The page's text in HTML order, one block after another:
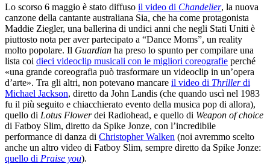
Lo scorso 6 maggio è stato diffuso il video di Chandelier, la nuova
canzone della cantante australiana Sia, che ha come protagonista
Maddie Ziegler, una ballerina di undici anni che negli Stati Uniti è
piuttosto nota per aver partecipato a “Dance Moms”, un reality
molto popolare. Il Guardian ha preso lo spunto per compilare una
lista coi dieci videoclip musicali con le migliori coreografie perché
«una grande coreografia può trasformare un videoclip in un’opera
d’arte». Tra gli altri, non potevano mancare il video di Thrillerdi
Michael Jackson, diretto da John Landis (che quando uscì nel 1983
fu il più seguito e chiacchierato evento della musica pop di allora),
quello di Lotus Flowerdei Radiohead, e quello di Weapon of choice
di Fatboy Slim, diretto da Spike Jonze, con l’incredibile
performance di danza di Christopher Walken (noi avremmo scelto
anche un altro video di Fatboy Slim, sempre diretto da Spike Jonze:
quello di Praise you).